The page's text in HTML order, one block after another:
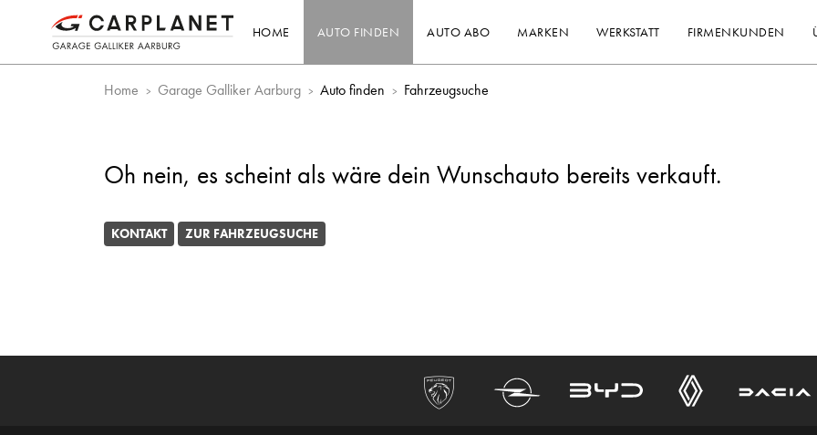
HOME AUTO FINDEN AUTO ABO MARKEN WERKSTATT FIRMENKUNDEN
Home Garage Galliker Aarburg Auto finden Fahrzeugsuche
Oh nein, es scheint als wäre dein Wunschauto bereits verkauft.
KONTAKT ZUR FAHRZEUGSUCHE